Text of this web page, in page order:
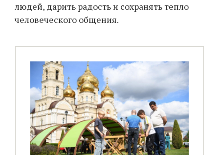
людей, дарить радость и сохранять тепло
человеческого общения.